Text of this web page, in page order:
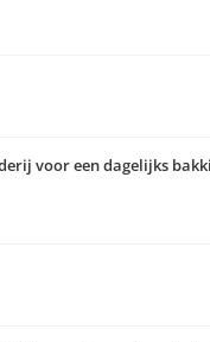
voor een dagelijks